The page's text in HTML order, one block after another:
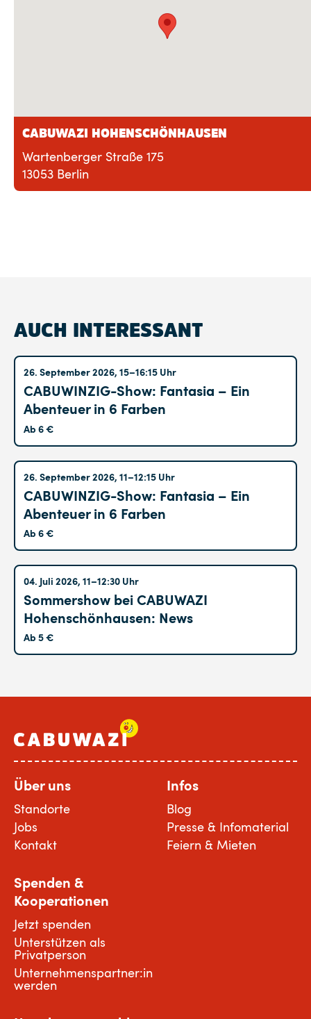
CABUWAZI HOHENSCHÖNHAUSEN
Wartenberger Straße 175
13053 Berlin
AUCH INTERESSANT
26. September 2026, 15–16:15 Uhr
CABUWINZIG-Show: Fantasia – Ein
Abenteuer in 6 Farben
Ab 6 €
26. September 2026, 11–12:15 Uhr
CABUWINZIG-Show: Fantasia – Ein
Abenteuer in 6 Farben
Ab 6 €
04. Juli 2026, 11–12:30 Uhr
Sommershow bei CABUWAZI
Hohenschönhausen: News
Ab 5 €
Über uns
Standorte
Jobs
Kontakt
Infos
Blog
Presse & Infomaterial
Feiern & Mieten
Spenden &
Kooperationen
Jetzt spenden
Unterstützen als
Privatperson
Unternehmenspartner:in
werden